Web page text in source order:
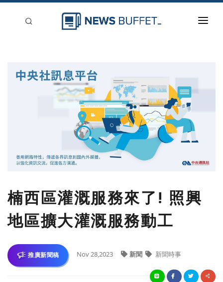
楠西區灌溉服務來了! 照興
地區擴大灌溉服務動工
推廣新聞稿 Nov 28,2023 新聞 新聞時事